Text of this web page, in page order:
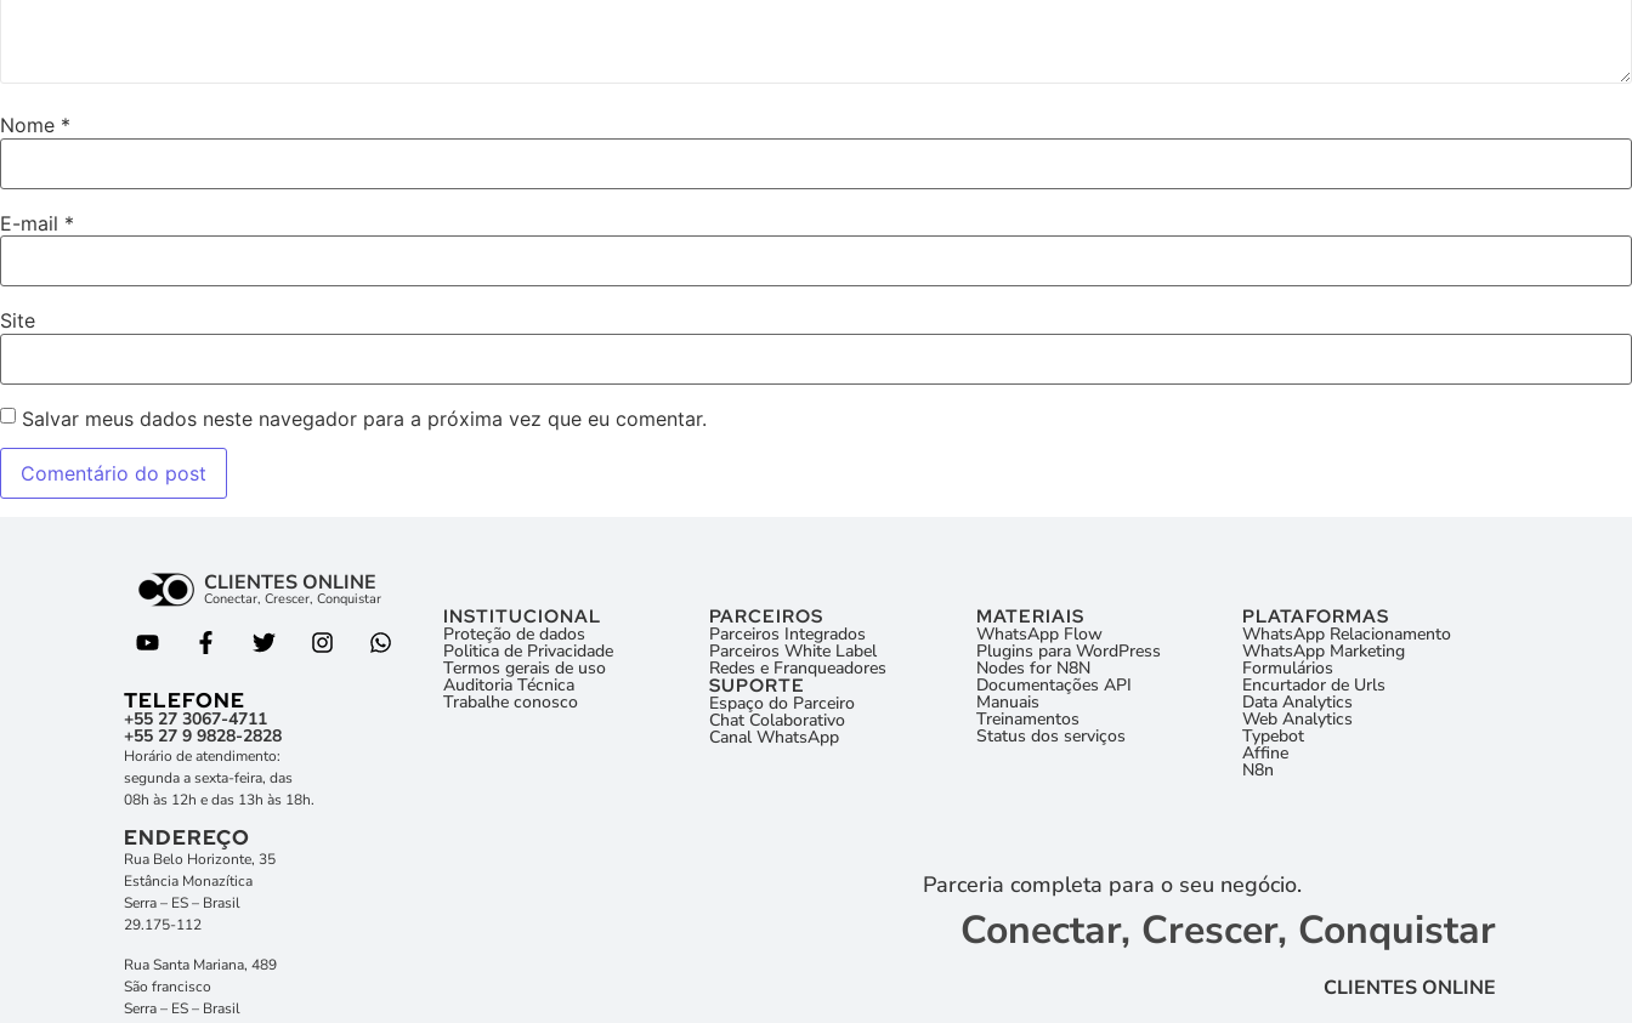
Nome *
E-mail *
Site
Salvar meus dados neste navegador para a próxima vez que eu comentar.
CLIENTES ONLINE
Conectar, Crescer, Conquistar
TELEFONE
+55 27 3067-4711
+55 27 9 9828-2828
Horário de atendimento:
segunda a sexta-feira, das
08h às 12h e das 13h às 18h.
ENDEREÇO
Rua Belo Horizonte, 35
Estância Monazítica
Serra – ES – Brasil
29.175-112
Rua Santa Mariana, 489
São francisco
Serra – ES – Brasil
INSTITUCIONAL
Proteção de dados
Politica de Privacidade
Termos gerais de uso
Auditoria Técnica
Trabalhe conosco
PARCEIROS
Parceiros Integrados
Parceiros White Label
Redes e Franqueadores
SUPORTE
Espaço do Parceiro
Chat Colaborativo
Canal WhatsApp
MATERIAIS
WhatsApp Flow
Plugins para WordPress
Nodes for N8N
Documentações API
Manuais
Treinamentos
Status dos serviços
PLATAFORMAS
WhatsApp Relacionamento
WhatsApp Marketing
Formulários
Encurtador de Urls
Data Analytics
Web Analytics
Typebot
Affine
N8n
Parceria completa para o seu negócio.
Conectar, Crescer, Conquistar
CLIENTES ONLINE